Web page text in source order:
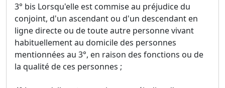
3° bis Lorsqu'elle est commise au préjudice du
conjoint, d'un ascendant ou d'un descendant en
ligne directe ou de toute autre personne vivant
habituellement au domicile des personnes
mentionnées au 3°, en raison des fonctions ou de
la qualité de ces personnes ;